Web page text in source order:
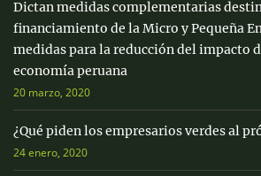
Dictan medidas complementarias
financiamiento de la Micro y Pequeña
medidas para la reducción del impacto
economía peruana
20 marzo, 2020
¿Qué piden los empresarios verdes al
24 enero, 2020